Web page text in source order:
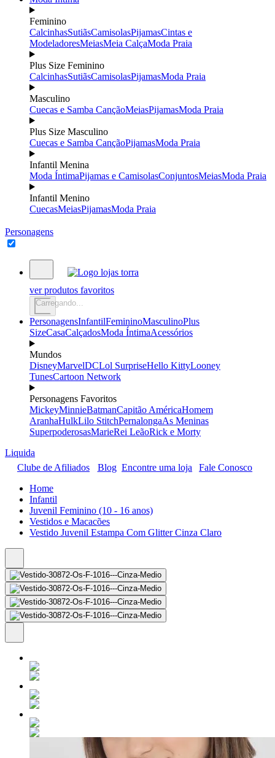
Feminino
CalcinhasSutiãsCamisolasPijamasCintas e
ModeladoresMeiasMeia CalçaModa Praia
Plus Size Feminino
CalcinhasSutiãsCamisolasPijamasModa Praia
Masculino
Cuecas e Samba CançãoMeiasPijamasModa Praia
Plus Size Masculino
Cuecas e Samba CançãoPijamasModa Praia
Infantil Menina
Moda ÍntimaPijamas e CamisolasConjuntosMeiasModa Praia
Infantil Menino
CuecasMeiasPijamasModa Praia
Personagens
ver produtos favoritos
Carregando...
PersonagensInfantilFemininoMasculinoPlus
SizeCasaCalçadosModa ÍntimaAcessórios
Mundos
DisneyMarvelDCLol SurpriseHello KittyLooney
TunesCartoon Network
Personagens Favoritos
MickeyMinnieBatmanCapitão AméricaHomem
AranhaHulkLilo StitchPernalongaAs Meninas
SuperpoderosasMarieRei LeãoRick e Morty
Liquida
Clube de Afiliados
Blog Encontre uma loja
Fale Conosco
Home
Infantil
Juvenil Feminino (10 - 16 anos)
Vestidos e Macacões
Vestido Juvenil Estampa Com Glitter Cinza Claro